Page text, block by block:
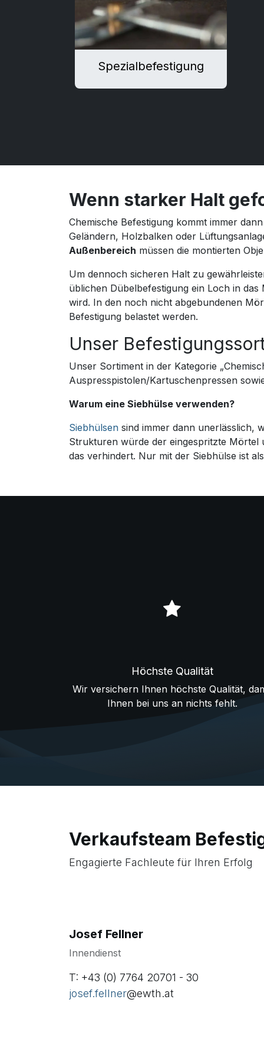
Spezialbefestigung
Wenn starker Halt
Chemische Befestigung kommt immer
Geländern, Holzbalken oder
Außenbereich müssen die montierten
Um dennoch sicheren Halt zu
üblichen Dübelbefestigung ein Loch in
wird. In den noch nicht abgebundenen
Befestigung belastet werden.
Unser
Unser Sortiment in der Kategorie
Auspresspistolen/Kartuschenpressen
Warum eine Siebhülse verwenden?
Siebhülsen sind immer dann unerlässlich,
Strukturen würde der eingespritzte
das verhindert. Nur mit der Siebhülse ist
Höchste Qualität
Wir versichern Ihnen höchste Qualität,
Ihnen bei uns an nichts fehlt.
Verkaufsteam
Engagierte Fachleute für Ihren Erfolg
Josef Fellner
Innendienst
T: +43 (0) 7764 20701 - 30
josef.fellner@ewth.at